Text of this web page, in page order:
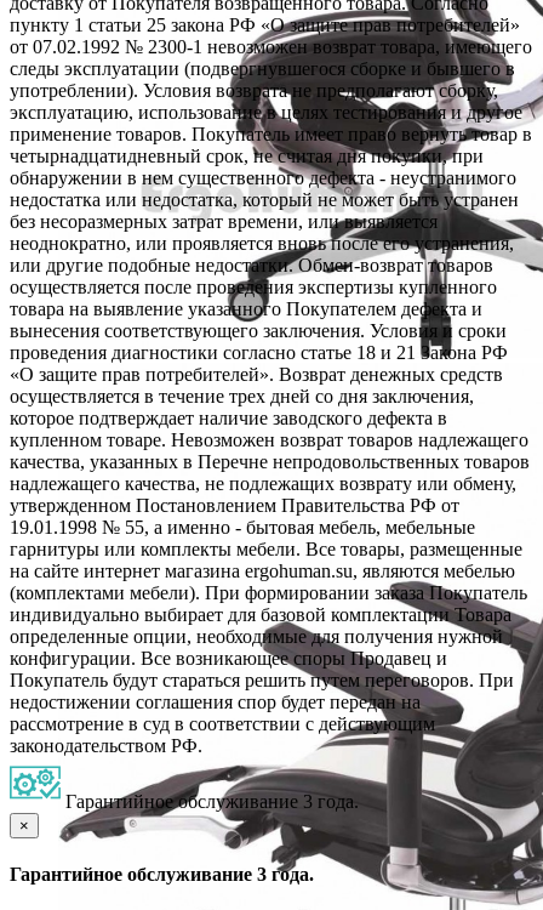
пункту 1 статьи 25 закона РФ «О защите прав потребителей»
от 07.02.1992 № 2300-1 невозможен возврат товара, имеющего
следы эксплуатации (подвергнувшегося сборке и бывшего в
употреблении). Условия возврата не предполагают сборку,
эксплуатацию, использование в целях тестирования и другое
применение товаров. Покупатель имеет право вернуть товар в
четырнадцатидневный срок, не считая дня покупки, при
обнаружении в нем существенного дефекта - неустранимого
недостатка или недостатка, который не может быть устранен
без несоразмерных затрат времени, или выявляется
неоднократно, или проявляется вновь после его устранения,
или другие подобные недостатки. Обмен-возврат товаров
осуществляется после проведения экспертизы купленного
товара на выявление указанного Покупателем дефекта и
вынесения соответствующего заключения. Условия и сроки
проведения диагностики согласно статье 18 и 21 Закона РФ
«О защите прав потребителей». Возврат денежных средств
осуществляется в течение трех дней со дня заключения,
которое подтверждает наличие заводского дефекта в
купленном товаре. Невозможен возврат товаров надлежащего
качества, указанных в Перечне непродовольственных товаров
надлежащего качества, не подлежащих возврату или обмену,
утвержденном Постановлением Правительства РФ от
19.01.1998 № 55, а именно - бытовая мебель, мебельные
гарнитуры или комплекты мебели. Все товары, размещенные
на сайте интернет магазина ergohuman.su, являются мебелью
(комплектами мебели). При формировании заказа Покупатель
индивидуально выбирает для базовой комплектации Товара
определенные опции, необходимые для получения нужной
конфигурации. Все возникающее споры Продавец и
Покупатель будут стараться решить путем переговоров. При
недостижении соглашения спор будет передан на
рассмотрение в суд в соответствии с действующим
законодательством РФ.
Гарантийное обслуживание 3 года.
×
Гарантийное обслуживание 3 года.